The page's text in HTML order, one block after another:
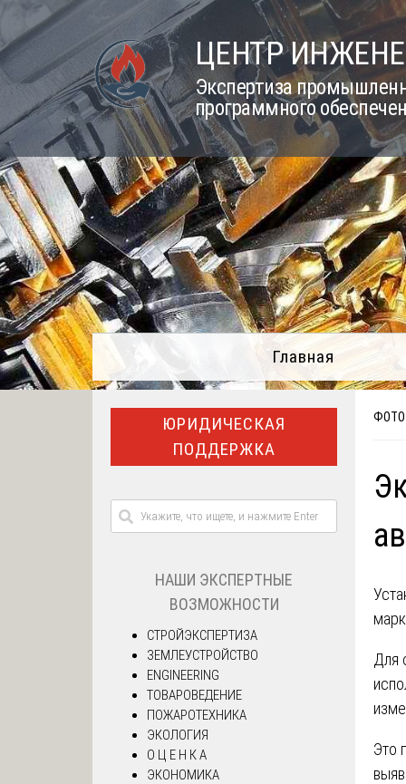
Skip
to
content
ЦЕНТР
Экспертиза
программного
Главная
ФОТО
Для
Это
ЮРИДИЧЕСКАЯ
ПОДДЕРЖКА
НАШИ ЭКСПЕРТНЫЕ
ВОЗМОЖНОСТИ
СТРОЙЭКСПЕРТИЗА
ЗЕМЛЕУСТРОЙСТВО
ENGINEERING
ТОВАРОВЕДЕНИЕ
ПОЖАРОТЕХНИКА
ЭКОЛОГИЯ
О Ц Е Н К А
ЭКОНОМИКА